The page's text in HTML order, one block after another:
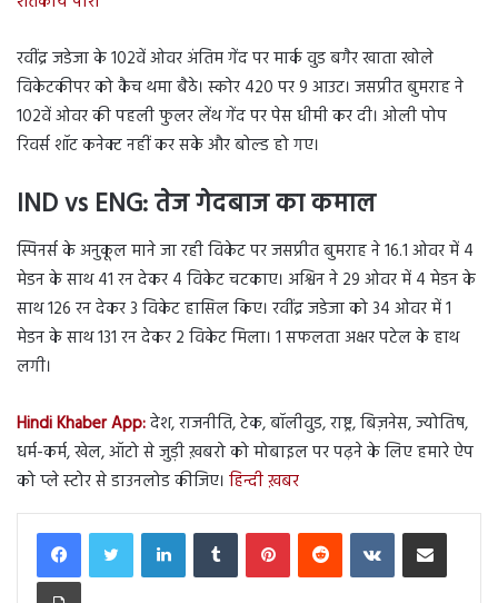
रवींद्र जडेजा के 102वें ओवर अंतिम गेंद पर मार्क वुड बगैर खाता खोले
विकेटकीपर को कैच थमा बैठे। स्कोर 420 पर 9 आउट। जसप्रीत बुमराह ने
102वें ओवर की पहली फुलर लेंथ गेंद पर पेस धीमी कर दी। ओली पोप
रिवर्स शॉट कनेक्ट नहीं कर सके और बोल्ड हो गए।
IND vs ENG: तेज गेदबाज का कमाल
स्पिनर्स के अनुकूल माने जा रही विकेट पर जसप्रीत बुमराह ने 16.1 ओवर में 4
मेडन के साथ 41 रन देकर 4 विकेट चटकाए। अश्विन ने 29 ओवर में 4 मेडन के
साथ 126 रन देकर 3 विकेट हासिल किए। रवींद्र जडेजा को 34 ओवर में 1
मेडन के साथ 131 रन देकर 2 विकेट मिला। 1 सफलता अक्षर पटेल के हाथ
लगी।
Hindi Khaber App:देश, राजनीति, टेक, बॉलीवुड, राष्ट्र, बिज़नेस, ज्योतिष,
धर्म-कर्म, खेल, ऑटो से जुड़ी ख़बरो को मोबाइल पर पढ़ने के लिए हमारे ऐप
को प्ले स्टोर से डाउनलोड कीजिए। हिन्दी ख़बर
LinkedInTumblr PinterestReddit VKontakteShare via Email
Print